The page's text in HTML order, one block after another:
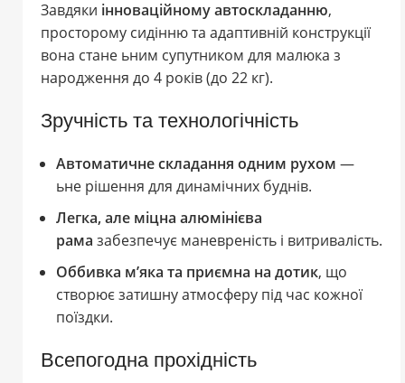
Завдяки інноваційному автоскладанню,
просторому сидінню та адаптивній конструкції
вона стане ьним супутником для малюка з
народження до 4 років (до 22 кг).
Зручність та технологічність
Автоматичне складання одним рухом —
ьне рішення для динамічних буднів.
Легка, але міцна алюмінієва
рама забезпечує маневреність і витривалість.
Оббивка м’яка та приємна на дотик, що
створює затишну атмосферу під час кожної
поїздки.
Всепогодна прохідність